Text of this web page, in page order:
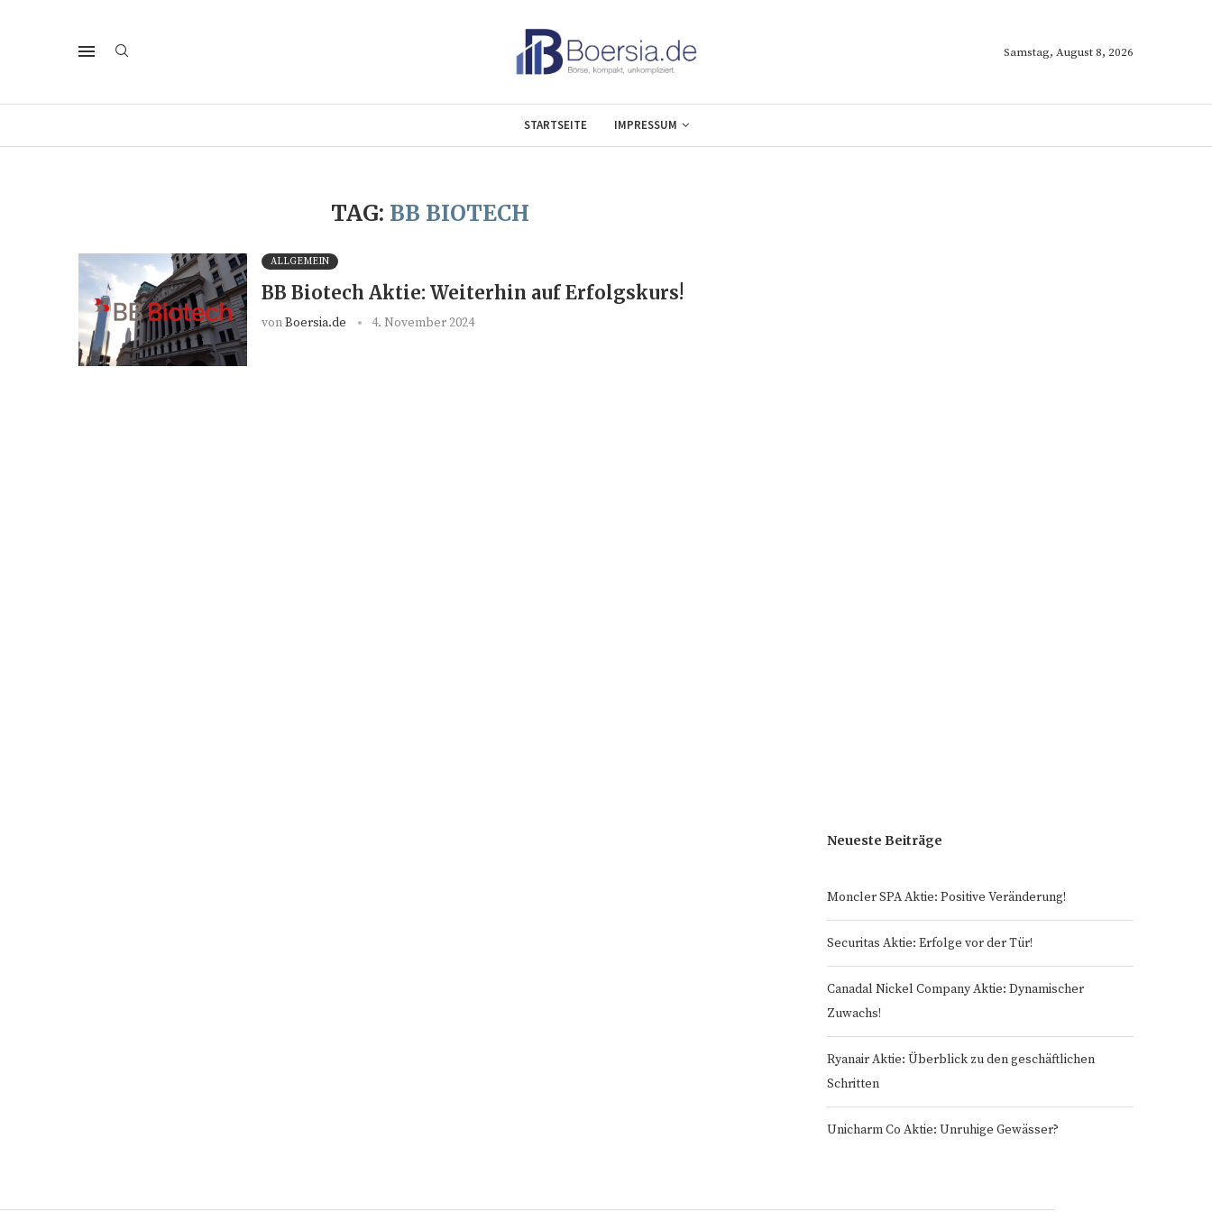
Samstag, August 8, 2026
STARTSEITE IMPRESSUM
TAG: BB BIOTECH
ALLGEMEIN
BB Biotech Aktie: Weiterhin auf Erfolgskurs!
vonBoersia.de 4. November 2024
Neueste Beiträge
Moncler SPA Aktie: Positive Veränderung!
Securitas Aktie: Erfolge vor der Tür!
Canadal Nickel Company Aktie: Dynamischer
Zuwachs!
Ryanair Aktie: Überblick zu den geschäftlichen
Schritten
Unicharm Co Aktie: Unruhige Gewässer?